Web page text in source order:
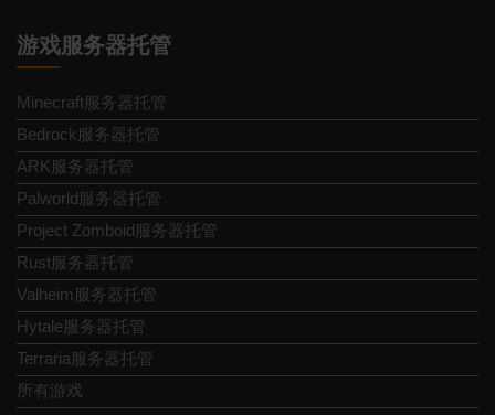
游戏服务器托管
Minecraft服务器托管
Bedrock服务器托管
ARK服务器托管
Palworld服务器托管
Project Zomboid服务器托管
Rust服务器托管
Valheim服务器托管
Hytale服务器托管
Terraria服务器托管
所有游戏